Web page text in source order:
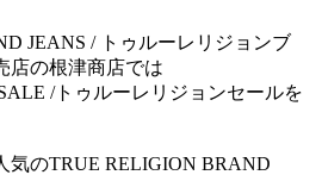
JEANS / トゥルーレリジョンブ
店の根津商店では
/トゥルーレリジョンセールを
気のTRUE RELIGION BRAND